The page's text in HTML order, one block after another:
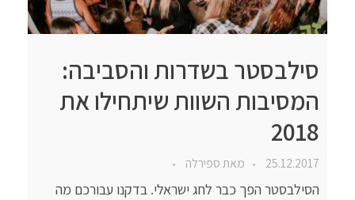
סילבסטר בשדרות והסביבה:
המסיבות השוות שיתחילו את
2018
25.12.2017 מאתספירלה
הסילבסטר הפך כבר לחג ישראלי. בדקנו עבורכם מה